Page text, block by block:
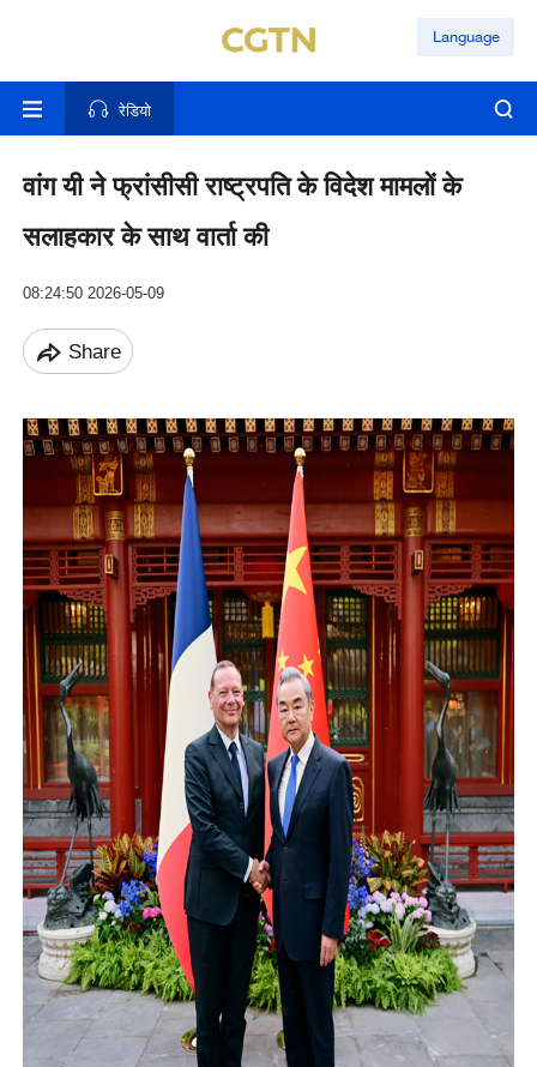
Language
रेडियो
वांग यी ने फ्रांसीसी राष्ट्रपति के विदेश मामलों के
सलाहकार के साथ वार्ता की
08:24:50 2026-05-09
Share